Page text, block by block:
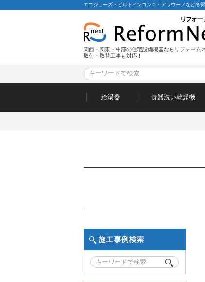
エコジョーズ・ビルトインコンロ・アラウーノなど冬
関西・関東・中部の住宅設備機器ならリフォーム
取付・取替工事も対応！
給湯器 食器洗い乾燥機